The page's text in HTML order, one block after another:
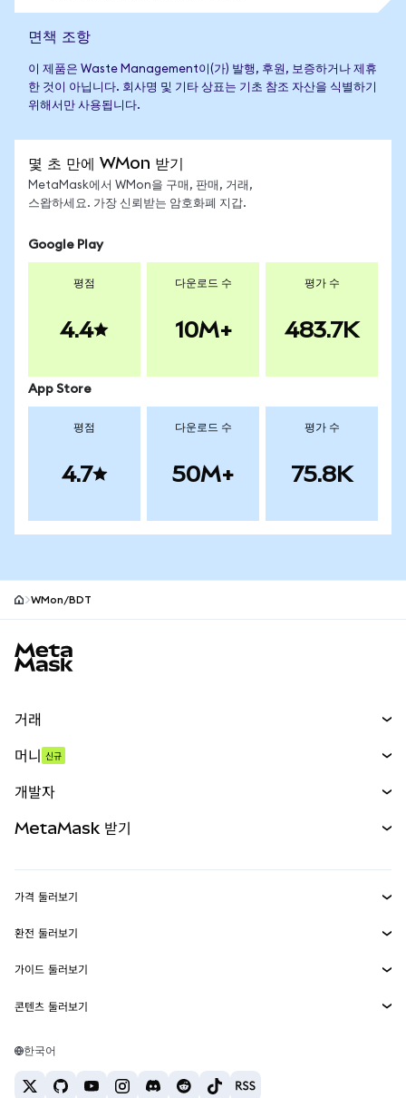
면책 조항
이 제품은 Waste Management이(가) 발행, 후원, 보증하거나 제휴
한 것이 아닙니다. 회사명 및 기타 상표는 기초 참조 자산을 식별하기
위해서만 사용됩니다.
몇 초 만에 WMon 받기
MetaMask에서 WMon을 구매, 판매, 거래,
스왑하세요. 가장 신뢰받는 암호화폐 지갑.
Google Play
평점
4.4
다운로드 수
10M+
평가 수
483.7K
App Store
평점
4.7
다운로드 수
50M+
평가 수
75.8K
WMon/BDT
거래
무기한 선물
실물자산
머니 신규
개발자
MetaMask Connect
Snaps
웹3 서비스
MetaMask 받기
보안
고객 지원
채용
가격 둘러보기
이더리움 가격
솔라나 가격
테더 가격
환전 둘러보기
ETH를 USD로 환전
USDT를 INR로 환전
BTC를 INR로 환전
ETH를 USDT로 환전
가이드 둘러보기
ETH 매수
USDT 매수
콘텐츠 둘러보기
솔라나 지갑
한국어